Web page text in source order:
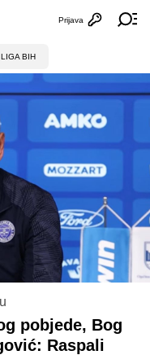
Otvori
Prijava
BIH
pobjede, Bog
Raspali